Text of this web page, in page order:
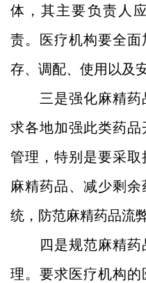
体，其主要负责人
责。医疗机构要全
存、调配、使用以及
三是强化麻精药
求各地加强此类药
管理，特别是要采取
麻精药品、减少剩
统，防范麻精药品流弊
四是规范麻精药
理。要求医疗机构